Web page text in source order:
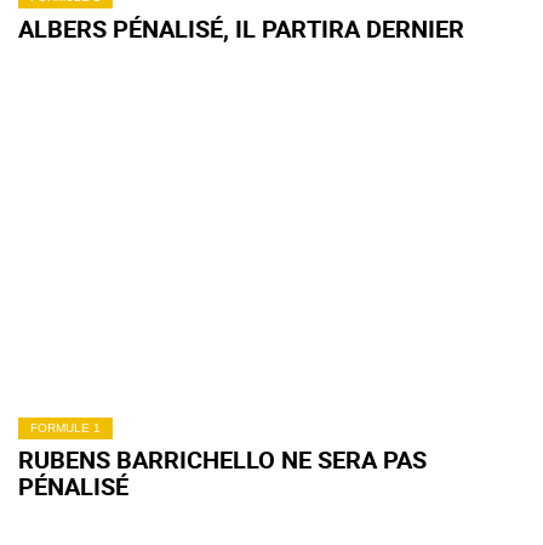
ALBERS PÉNALISÉ, IL PARTIRA DERNIER
FORMULE 1
RUBENS BARRICHELLO NE SERA PAS
PÉNALISÉ